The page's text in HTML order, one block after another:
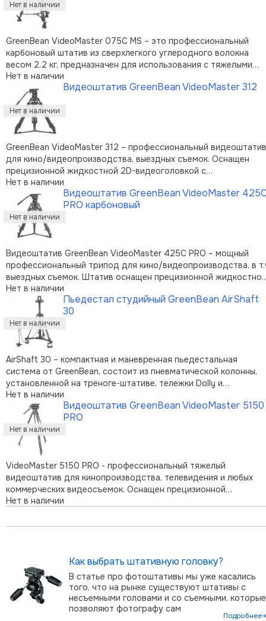
GreenBean VideoMaster 075C MS – это профессиональный
карбоновый штатив из сверхлегкого углеродного волокна
весом 2.2 кг, предназначен для использования с тяжелыми
видеооборудованием весом до 20 кг. Штатив оснащен чашей
(полусферой) 75 мм и съемной базой с винтом 3/8" для
установки штативных голов …
Нет в наличии
Видеоштатив GreenBean VideoMaster 312
GreenBean VideoMaster 312 – профессиональный видеоштатив
для кино/видеопроизводства, выездных съемок. Оснащен
прецизионной жидкостной 2D-видеоголовкой с
регулируемыми механизмами демпфирования и контрбаланса,
которая отлично подходит для современных цифровых
видеокамер с дополнительным оборудовани …
Нет в наличии
Видеоштатив GreenBean VideoMaster
PRO карбоновый
Видеоштатив GreenBean VideoMaster 425С PRO – мощный
профессиональный трипод для кино/видеопроизводства, в
выездных съемок. Штатив оснащен прецизионной жидкостной
2D-видеоголовкой с регулируемыми механизмами
демпфирования (8 ступеней) и контрбаланса (8+1 ступеней),
которая отлично подходит д …
Нет в наличии
Пьедестал студийный GreenBean AirShaft
30
AirShaft 30 – компактная и маневренная пьедестальная
система от GreenBean, состоит из пневматической колонны,
установленной на треноге-штативе, тележки Dolly и
пневматического насоса. Верхний блок центральной колонны
включает в себя рулевое колесо Ø30 см и шаровую чашу
Ø100мм. На пьедестал могут у …
Нет в наличии
Видеоштатив GreenBean VideoMaster 5150
PRO
VideoMaster 5150 PRO - профессиональный тяжелый
видеоштатив для кинопроизводства, телевидения и любых
коммерческих видеосъемок. Оснащен прецизионной
жидкостной 2D-видеоголовкой с регулируемыми
для современных цифровых видеокамер с …
Нет в наличии
Как выбрать штативную головку?
В статье про фотоштативы мы уже касались
того, что на рынке существуют штативы с
несъемными головами и со съемными, которые
позволяют фотографу сам
Подробнее→